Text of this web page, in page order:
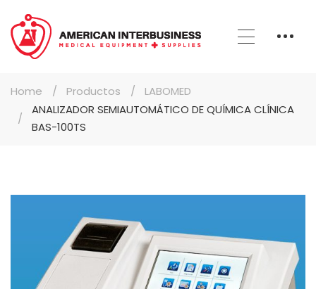
Home Productos
LABOMED
ANALIZADOR SEMIAUTOMÁTICO DE QUÍMICA CLÍNICA
BAS-100TS